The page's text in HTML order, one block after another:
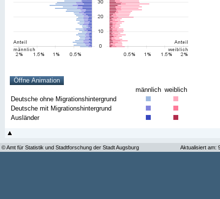
männlich weiblich
Deutsche ohne Migrationshintergrund
Deutsche mit Migrationshintergrund
Ausländer
© Amt für Statistik und Stadtforschung der Stadt Augsburg Aktualisiert am: